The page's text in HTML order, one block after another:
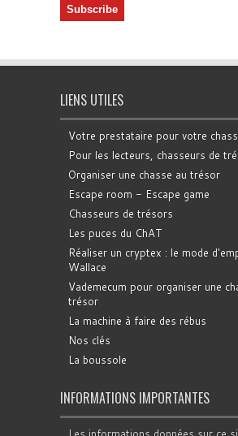
LIENS UTILES
Votre prestataire pour votre
Pour les lecteurs, chasseurs de
Organiser une chasse au trésor
Escape room - Escape game
Chasseurs de trésors
Les puces du ChAT
Réaliser un cryptex : le mode
Wallace
Vademecum pour organiser une
trésor
La machine à faire des rébus
Nos clés
La boussole
INFORMATIONS IMPORTANTES